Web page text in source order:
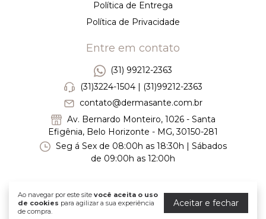
Ao navegar por este site você aceita o uso
de cookies para agilizar a sua experiência
de compra.
Aceitar e fechar
Política de Entrega
Política de Privacidade
Entre em contato
(31) 99212-2363
(31)3224-1504 | (31)99212-2363
contato@dermasante.com.br
Av. Bernardo Monteiro, 1026 - Santa
Efigênia, Belo Horizonte - MG, 30150-281
Seg á Sex de 08:00h as 18:30h | Sábados
de 09:00h as 12:00h
Formas de pagamento